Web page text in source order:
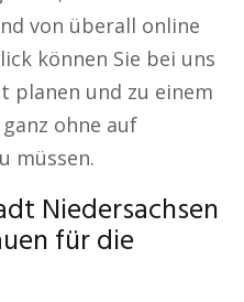
von überall online
können Sie bei uns
planen und zu einem
ohne auf
müssen.
Niedersachsen
für die